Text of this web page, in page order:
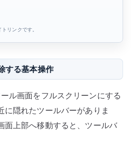
リンクです。
する基本操作
ル画面をフルスクリーンにする
に隠れたツールバーがありま
面上部へ移動すると、ツールバ